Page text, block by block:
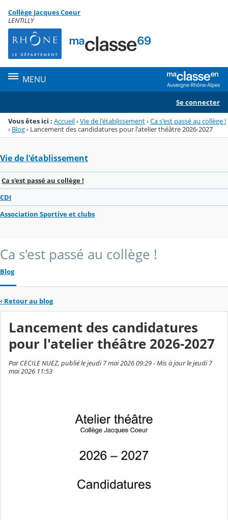
Menu de la rubrique
Contenu
Collège Jacques Coeur
LENTILLY
MENU
Se connecter
Vous êtes ici : Accueil›Vie de l'établissement›Ca s'est passé au collège !
› Blog› Lancement des candidatures pour l'atelier théâtre 2026-2027
Vie de l'établissement
Ca s'est passé au collège !
CDI
Association Sportive et clubs
Ca s'est passé au collège !
Blog
‹ Retour au blog
Lancement des candidatures
pour l'atelier théâtre 2026-2027
Par CECILE NUEZ, publié le jeudi 7 mai 2026 09:29 - Mis à jour le jeudi 7
mai 2026 11:53